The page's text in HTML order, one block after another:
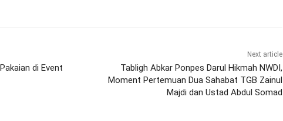
di Event
Next article
Tabligh Abkar Ponpes Darul Hikmah NWDI,
Moment Pertemuan Dua Sahabat TGB Zainul
Majdi dan Ustad Abdul Somad